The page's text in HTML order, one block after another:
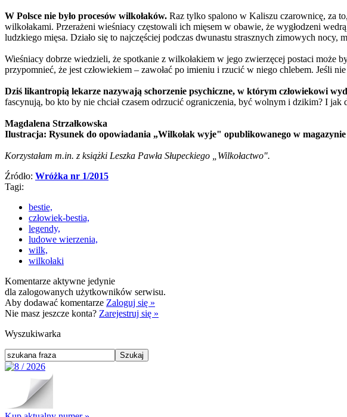
W Polsce nie było procesów wilkołaków. Raz tylko spalono w Kaliszu czarownicę, za
wilkołakami. Przerażeni wieśniacy częstowali ich mięsem w obawie, że wygłodzeni
ludzkiego mięsa. Działo się to najczęściej podczas dwunastu strasznych zimowych
Wieśniacy dobrze wiedzieli, że spotkanie z wilkołakiem w jego zwierzęcej postaci
przypomnieć, że jest człowiekiem – zawołać po imieniu i rzucić w niego chlebem. Jeśli
Dziś likantropią lekarze nazywają schorzenie psychiczne, w którym człowiekowi
fascynują, bo kto by nie chciał czasem odrzucić ograniczenia, być wolnym i dzikim? I
Magdalena Strzałkowska
Ilustracja: Rysunek do opowiadania „Wilkołak wyje" opublikowanego w
Korzystałam m.in. z książki Leszka Pawła Słupeckiego „Wilkołactwo".
Źródło: Wróżka nr 1/2015
Tagi:
bestie,
człowiek-bestia,
legendy,
ludowe wierzenia,
wilk,
wilkołaki
Komentarze aktywne jedynie
dla zalogowanych użytkowników serwisu.
Aby dodawać komentarze Zaloguj się »
Nie masz jeszcze konta? Zarejestruj się »
Wyszukiwarka